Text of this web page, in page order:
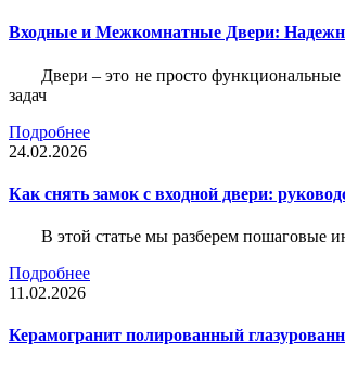
Входные и Межкомнатные Двери:
Двери – это не просто
задач
Подробнее
24.02.2026
Как снять замок с входной двери:
В этой статье мы разберем пошаговые
Подробнее
11.02.2026
Керамогранит полированный